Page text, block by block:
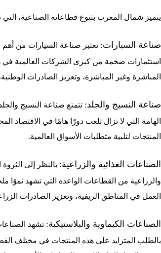
يتميز شمال المغرب بتنوع قطاعاته الصناعية،
صناعة السيارات: تعتبر صناعة السيارات من
استثمارات ضخمة من كبرى الشركات العالمية
المباشرة وغير المباشرة، وتعزيز الصادرات
صناعة النسيج والجلد: تتمتع صناعة النسيج
الهامة التي لا تزال تلعب دورًا هامًا في الاقتصاد
المنتجات لتلبية متطلبات الأسواق العالمية.
الصناعات الغذائية والزراعية: بالنظر إلى
والزراعية من القطاعات الواعدة التي تشهد
العمل في المناطق الريفية، وتعزيز الصادرات
الصناعات الكيماوية والبلاستيكية: تشهد
بالطلب المتزايد على هذه المنتجات في مختلف